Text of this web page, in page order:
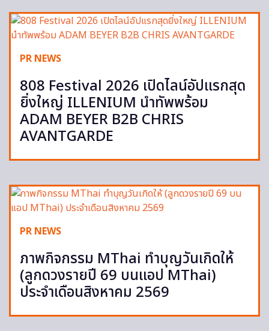
PR NEWS
808 Festival 2026 เปิดไลน์อัปแรกสุด
ยิ่งใหญ่ ILLENIUM นำทัพพร้อม
ADAM BEYER B2B CHRIS
AVANTGARDE
PR NEWS
ภาพกิจกรรม MThai ทำบุญวันเกิดให้
(ลูกดวงรายปี 69 บนแอป MThai)
ประจำเดือนสิงหาคม 2569